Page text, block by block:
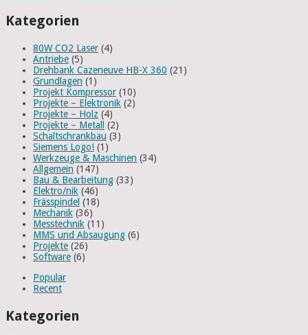
Kategorien
80W CO2 Laser (4)
Antriebe (5)
Drehbank Cazeneuve HB-X 360 (21)
Grundlagen (1)
Projekt Kompressor (10)
Projekte – Elektronik (2)
Projekte – Holz (4)
Projekte – Metall
(2)
Schaltschrankbau (3)
Siemens Logo! (1)
Werkzeuge & Maschinen (34)
Allgemein (147)
Bau & Bearbeitung (33)
Elektro/nik (46)
Frässpindel (18)
Mechanik (36)
Messtechnik (11)
MMS und Absaugung (6)
Projekte (26)
Software (6)
Popular
Recent
Kategorien